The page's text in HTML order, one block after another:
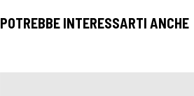
POTREBBE INTERESSARTI ANCHE